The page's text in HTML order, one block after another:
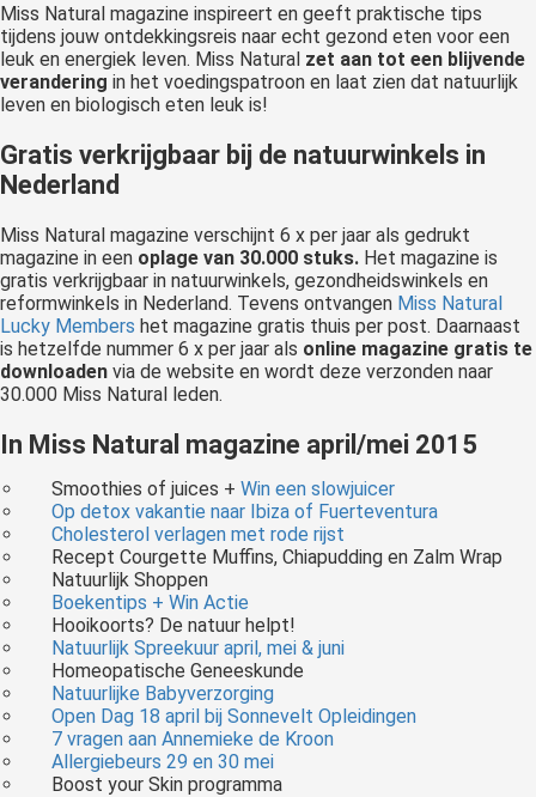
Miss Natural magazine inspireert en geeft praktische tips
tijdens jouw ontdekkingsreis naar echt gezond eten voor een
leuk en energiek leven. Miss Natural zet aan tot een blijvende
verandering in het voedingspatroon en laat zien dat natuurlijk
leven en biologisch eten leuk is!
Gratis verkrijgbaar bij de natuurwinkels in
Nederland
Miss Natural magazine verschijnt 6 x per jaar als gedrukt
magazine in een oplage van 30.000 stuks. Het magazine is
gratis verkrijgbaar in natuurwinkels, gezondheidswinkels en
reformwinkels in Nederland. Tevens ontvangen Miss Natural
Lucky Members het magazine gratis thuis per post. Daarnaast
is hetzelfde nummer 6 x per jaar als online magazine gratis te
downloaden via de website en wordt deze verzonden naar
30.000 Miss Natural leden.
In Miss Natural magazine april/mei 2015
Smoothies of juices +Win een slowjuicer
Op detox vakantie naar Ibiza of Fuerteventura
Cholesterol verlagen met rode rijst
Recept Courgette Muffins, Chiapudding en Zalm Wrap
Natuurlijk Shoppen
Boekentips + Win Actie
Hooikoorts? De natuur helpt!
Natuurlijk Spreekuur april, mei & juni
Homeopatische Geneeskunde
Natuurlijke Babyverzorging
Open Dag 18 april bij Sonnevelt Opleidingen
7 vragen aan Annemieke de Kroon
Allergiebeurs 29 en 30 mei
Boost your Skin programma